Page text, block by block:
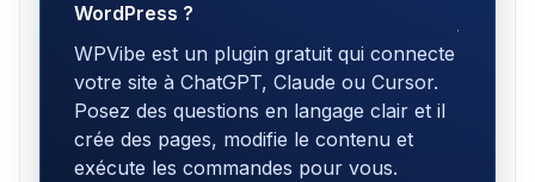
WordPress ?
WPVibe est un plugin gratuit qui connecte
votre site à ChatGPT, Claude ou Cursor.
Posez des questions en langage clair et il
crée des pages, modifie le contenu et
exécute les commandes pour vous.